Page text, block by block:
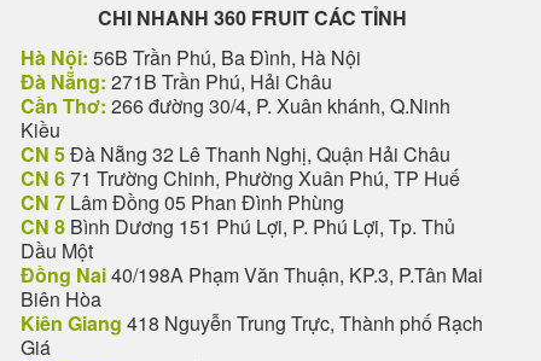
CHI NHANH 360 FRUIT CÁC TỈNH
Hà Nội: 56B Trần Phú, Ba Đình, Hà Nội
Đà Nẵng: 271B Trần Phú, Hải Châu
Cần Thơ: 266 đường 30/4, P. Xuân khánh, Q.Ninh
Kiều
CN 5Đà Nẵng 32 Lê Thanh Nghị, Quận Hải Châu
CN 671 Trường Chinh, Phường Xuân Phú, TP Huế
CN 7 Lâm Đồng 05 Phan Đình Phùng
CN 8 Bình Dương 151 Phú Lợi, P. Phú Lợi, Tp. Thủ
Dầu Một
Đồng Nai40/198A Phạm Văn Thuận, KP.3, P.Tân Mai
Biên Hòa
Kiên Giang 418 Nguyễn Trung Trực, Thành phố Rạch
Giá